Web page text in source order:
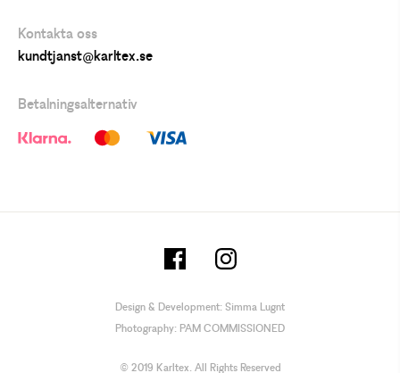
Kontakta oss
kundtjanst@karltex.se
Betalningsalternativ
Design & Development: Simma Lugnt
Photography: PAM COMMISSIONED
© 2019 Karltex. All Rights Reserved